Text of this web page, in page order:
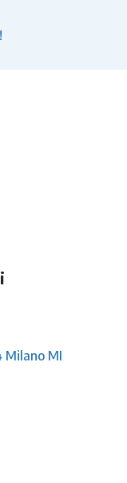
Milano MI